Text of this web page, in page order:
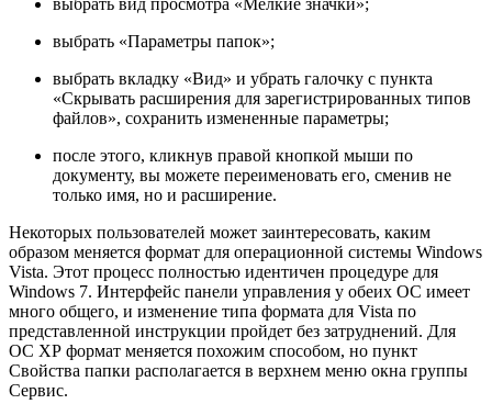
выбрать вид просмотра «Мелкие значки»;
выбрать «Параметры папок»;
выбрать вкладку «Вид» и убрать галочку с пункта
«Скрывать расширения для зарегистрированных типов
файлов», сохранить измененные параметры;
после этого, кликнув правой кнопкой мыши по
документу, вы можете переименовать его, сменив не
только имя, но и расширение.
Некоторых пользователей может заинтересовать, каким
образом меняется формат для операционной системы Windows
Vista. Этот процесс полностью идентичен процедуре для
Windows 7. Интерфейс панели управления у обеих ОС имеет
много общего, и изменение типа формата для Vista по
представленной инструкции пройдет без затруднений. Для
ОС ХР формат меняется похожим способом, но пункт
Свойства папки располагается в верхнем меню окна группы
Сервис.